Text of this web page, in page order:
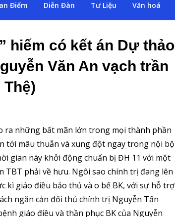
Điểm Diễn Đàn Tư Liệu Văn hoá
hiếm có kết án Dự thảo
Văn An vạch trần
ra những bất mãn lớn trong mọi thành phần
tới mâu thuẫn và xung đột ngay trong nội bộ
gian này khởi động chuẩn bị ĐH 11 với một
TBT phải về hưu. Ngôi sao chính trị đang lên
kì giáo điều bảo thủ và o bế BK, với sự hỗ trợ
ngăn cản đối thủ chính trị Nguyễn Tấn
giáo điều và thần phục BK của Nguyễn